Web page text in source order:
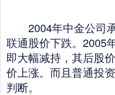
2004年中金公司承
联通股价下跌。2005
即大幅减持，其后股
价上涨。而且普通投
判断。